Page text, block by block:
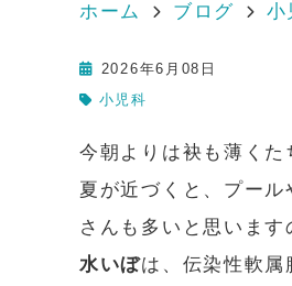
ホーム ブログ 小
2026年6月08日
小児科
今朝よりは袂も薄く
夏が近づくと、プー
さんも多いと思います
水いぼは、伝染性軟